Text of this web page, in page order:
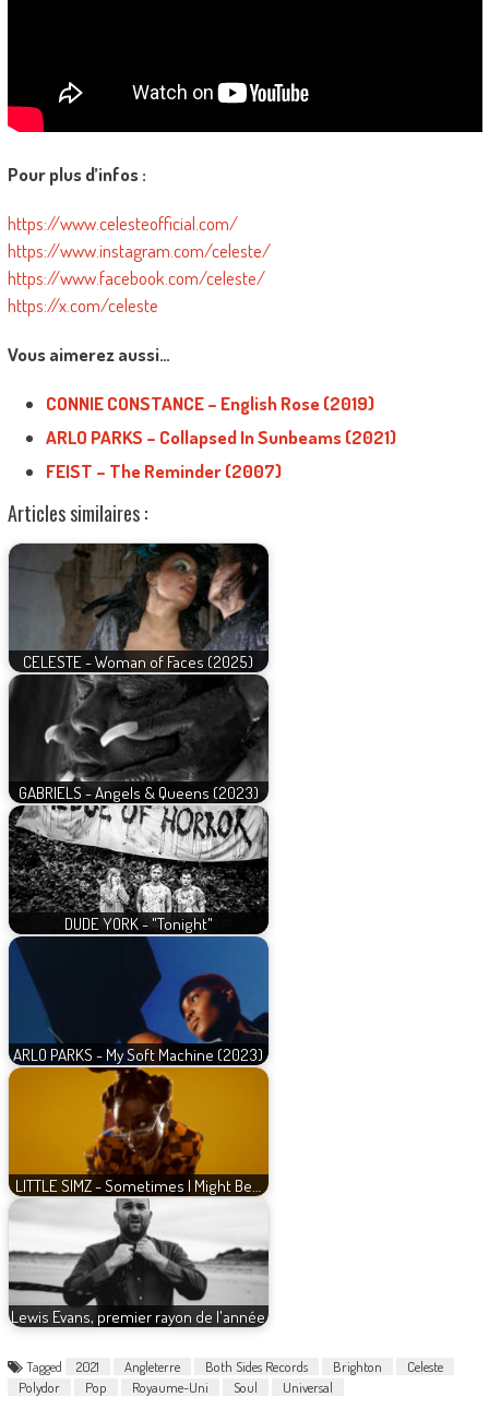
Pour plus d’infos :
https://www.celesteofficial.com/
https://www.instagram.com/celeste/
https://www.facebook.com/celeste/
https://x.com/celeste
Vous aimerez aussi…
CONNIE CONSTANCE – English Rose (2019)
ARLO PARKS – Collapsed In Sunbeams (2021)
FEIST – The Reminder (2007)
Articles similaires :
CELESTE - Woman of Faces (2025)
GABRIELS - Angels & Queens (2023)
DUDE YORK - "Tonight"
ARLO PARKS - My Soft Machine (2023)
LITTLE SIMZ - Sometimes I Might Be…
Lewis Evans, premier rayon de l'année
Tagged 2021 Angleterre Both Sides Records Brighton
Celeste
Polydor
Pop Royaume-Uni Soul Universal